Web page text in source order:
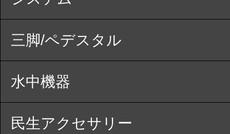
三脚/ペデスタル
水中機器
民生アクセサリー